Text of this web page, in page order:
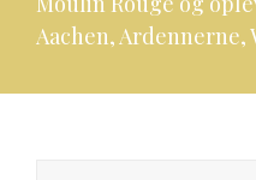
Aachen, Ardennerne,